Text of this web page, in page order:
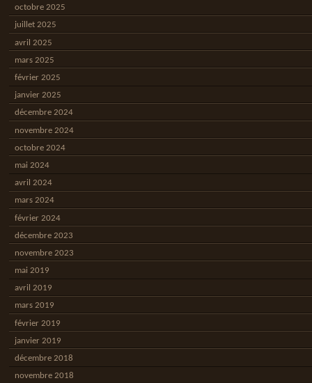
octobre 2025
juillet 2025
avril 2025
mars 2025
février 2025
janvier 2025
décembre 2024
novembre 2024
octobre 2024
mai 2024
avril 2024
mars 2024
février 2024
décembre 2023
novembre 2023
mai 2019
avril 2019
mars 2019
février 2019
janvier 2019
décembre 2018
novembre 2018